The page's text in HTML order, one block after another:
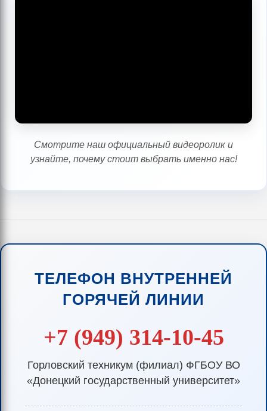
Смотрите наш официальный видеоролик и
узнайте, почему стоит выбрать именно нас!
ТЕЛЕФОН ВНУТРЕННЕЙ
ГОРЯЧЕЙ ЛИНИИ
+7 (949) 314-10-45
Горловский техникум (филиал) ФГБОУ ВО
«Донецкий государственный университет»